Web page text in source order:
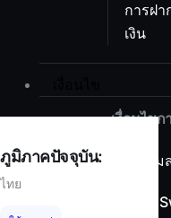
การฝ
เงิน
เงื่อนไขก
ภาพรวม
ไม่มีค่า
ภูมิภาคปัจจุบัน:
ไทย